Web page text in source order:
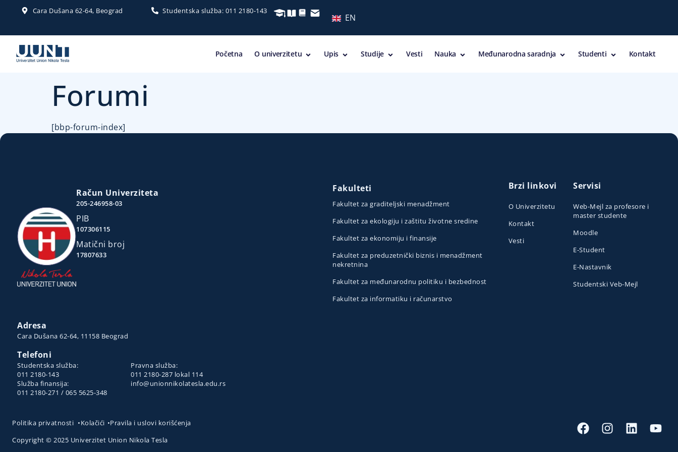
Cara Dušana 62-64, Beograd Studentska služba: 011 2180-143
EN
Početna O univerzitetu Upis Studije Vesti Nauka Međunarodna saradnja Studenti Kontakt
Forumi
[bbp-forum-index]
Račun Univerziteta
205-246958-03
PIB
107306115
Matični broj
17807633
Adresa
Cara Dušana 62-64, 11158 Beograd
Telefoni
Studentska služba:
011 2180-143
Pravna služba:
011 2180-287 lokal 114
Služba finansija:
011 2180-271 / 065 5625-348
info@unionnikolatesla.edu.rs
Fakulteti
Fakultet za graditeljski menadžment
Fakultet za ekologiju i zaštitu životne sredine
Fakultet za ekonomiju i finansije
Fakultet za preduzetnički biznis i menadžment
nekretnina
Fakultet za međunarodnu politiku i bezbednost
Fakultet za informatiku i računarstvo
Brzi linkovi
O Univerzitetu
Kontakt
Vesti
Servisi
Web-Mejl za profesore i
master studente
Moodle
E-Student
E-Nastavnik
Studentski Veb-Mejl
Politika privatnosti •Kolačići •Pravila i uslovi korišćenja
Copyright © 2025 Univerzitet Union Nikola Tesla